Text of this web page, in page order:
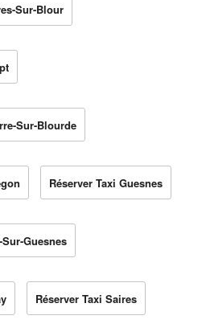
Sur-Blour
Sur-Blourde
Réserver Taxi Guesnes
Guesnes
Réserver Taxi Saires